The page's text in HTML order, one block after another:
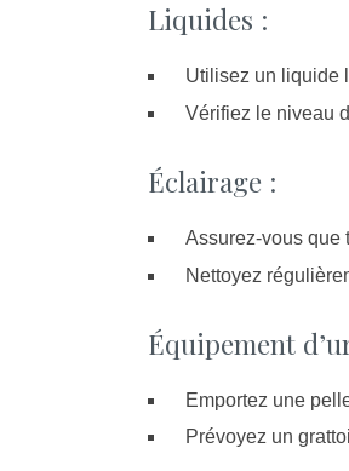
Liquides :
Utilisez un liquide
Vérifiez le niveau
Éclairage :
Assurez-vous que
Nettoyez
Équipement
Emportez une
Prévoyez un